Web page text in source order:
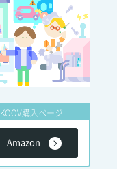
KOOV購入ページ
Amazon